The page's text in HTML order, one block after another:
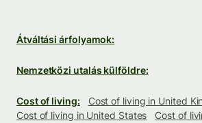
Átváltási árfolyamok:
Nemzetközi utalás külföldre:
Cost of living:
Cost of living in United
Cost of living in United States
Cost of